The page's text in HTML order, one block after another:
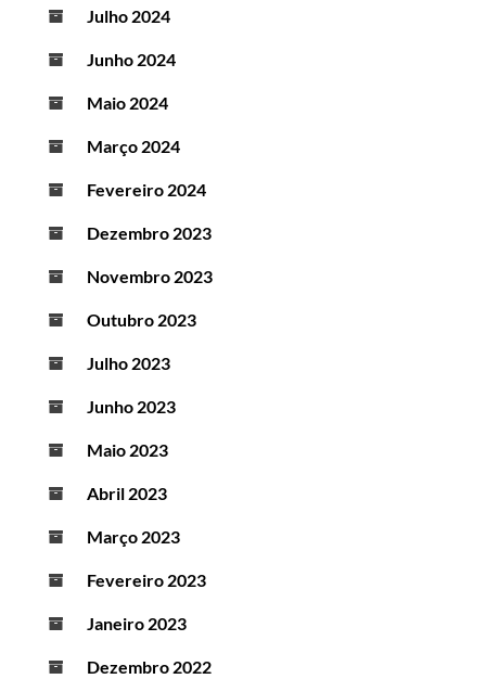
Julho 2024
Junho 2024
Maio 2024
Março 2024
Fevereiro 2024
Dezembro 2023
Novembro 2023
Outubro 2023
Julho 2023
Junho 2023
Maio 2023
Abril 2023
Março 2023
Fevereiro 2023
Janeiro 2023
Dezembro 2022